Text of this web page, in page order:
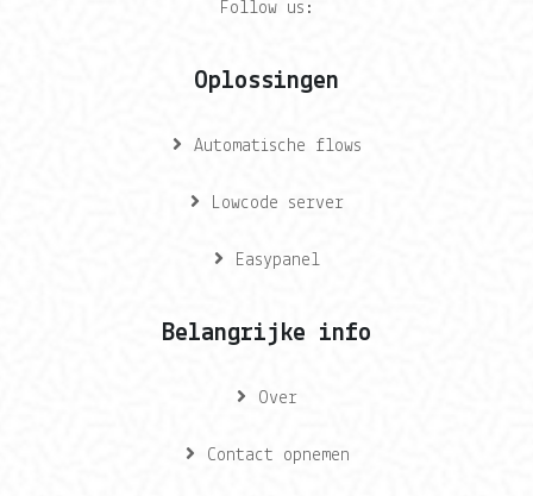
Follow us:
Oplossingen
Automatische flows
Lowcode server
Easypanel
Belangrijke info
Over
Contact opnemen